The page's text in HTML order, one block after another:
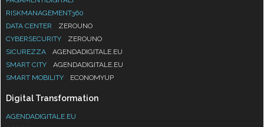
RISKMANAGEMENT360
DATA CENTER
ZEROUNO
CYBERSECURITY
ZEROUNO
SICUREZZA
AGENDADIGITALE.EU
SMART CITY
AGENDADIGITALE.EU
SMART MOBILITY
ECONOMYUP
Digital Transformation
AGENDADIGITALE.EU